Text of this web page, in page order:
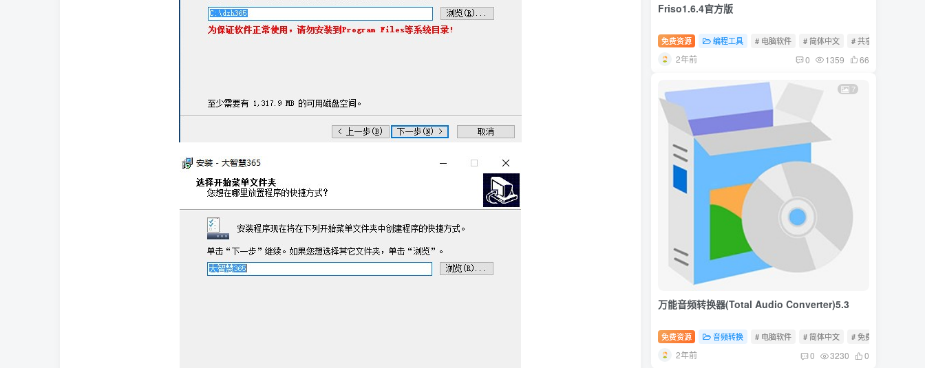
Friso1.6.4官方版
免费资源 编程工具 # 电脑软件 # 简体中文 # 共享软件
2年前 0 1359 66
7
万能音频转换器(Total Audio Converter)5.3
免费资源 音频转换 # 电脑软件 # 简体中文 # 免费软件
2年前 0 3230 0